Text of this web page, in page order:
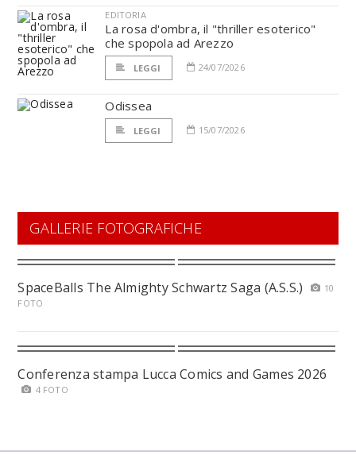
EDITORIA
La rosa d'ombra, il "thriller esoterico"
che spopola ad Arezzo
LEGGI 24/07/2026
Odissea
LEGGI 15/07/2026
GALLERIE FOTOGRAFICHE
SpaceBalls The Almighty Schwartz Saga (A.S.S.)
10
FOTO
Conferenza stampa Lucca Comics and Games 2026
4 FOTO